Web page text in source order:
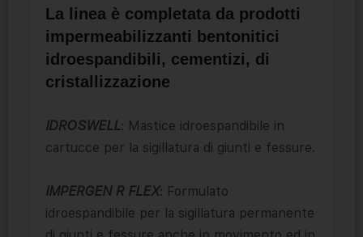
La linea è completata da prodotti
impermeabilizzanti bentonitici
idroespandibili, cementizi, di
cristallizzazione
IDROSWELL: Mastice idroespandibile in
cartucce per la sigillatura di giunti e fessure.
IMPERGEN R FLEX: Formulato
idroespandibile per la sigillatura permanente